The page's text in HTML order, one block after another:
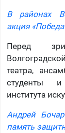
В районах
акция
Перед
театра,
студенты и
института
Андрей
память